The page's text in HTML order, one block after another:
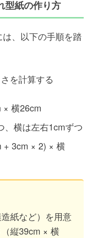
型紙の作り方
、以下の手順を踏
を計算する
× 横26cm
、横は左右1cmずつ
+ 3cm × 2) × 横
紙など）を用意
縦39cm × 横